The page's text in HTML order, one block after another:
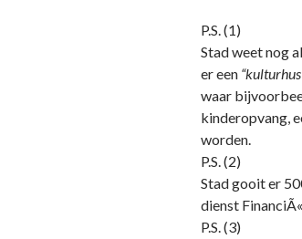
P.S. (1)
Stad weet nog
er een
waar
kinderopvang,
worden.
P.S. (2)
Stad gooit er
dienst
P.S. (3)